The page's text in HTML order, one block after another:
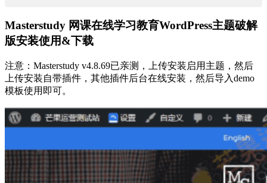
Masterstudy 网课在线学习教育WordPress主题破解
版安装使用&下载
注意：Masterstudy v4.8.69已亲测，上传安装启用主题，然后
上传安装自带插件，其他插件后台在线安装，然后导入demo
模板使用即可。